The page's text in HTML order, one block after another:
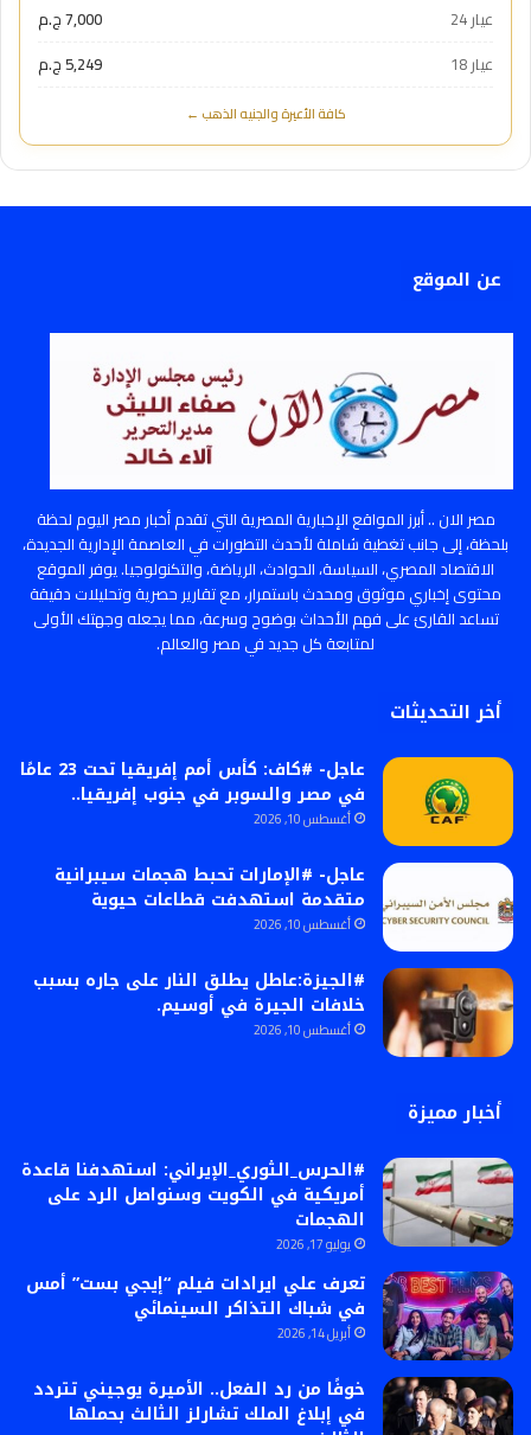
عيار 24
7,000 ج.م
عيار 18
5,249 ج.م
كافة الأعيرة والجنيه الذهب ←
عن الموقع
مصر الان .. أبرز المواقع الإخبارية المصرية التي تقدم أخبار مصر اليوم لحظة
بلحظة، إلى جانب تغطية شاملة لأحدث التطورات في العاصمة الإدارية الجديدة،
الاقتصاد المصري، السياسة، الحوادث، الرياضة، والتكنولوجيا. يوفر الموقع
محتوى إخباري موثوق ومحدث باستمرار، مع تقارير حصرية وتحليلات دقيقة
تساعد القارئ على فهم الأحداث بوضوح وسرعة، مما يجعله وجهتك الأولى
لمتابعة كل جديد في مصر والعالم.
أخر التحديثات
عاجل- #كاف: كأس أمم إفريقيا تحت 23 عامًا
في مصر والسوبر في جنوب إفريقيا..
أغسطس 10, 2026
عاجل- #الإمارات تحبط هجمات سيبرانية
متقدمة استهدفت قطاعات حيوية
أغسطس 10, 2026
#الجيزة:عاطل يطلق النار على جاره بسبب
خلافات الجيرة في أوسيم.
أغسطس 10, 2026
أخبار مميزة
#الحرس_الثوري_الإيراني: استهدفنا قاعدة
أمريكية في الكويت وسنواصل الرد على
الهجمات
يوليو 17, 2026
تعرف علي ايرادات فيلم “إيجي بست” أمس
في شباك التذاكر السينمائي
أبريل 14, 2026
خوفًا من رد الفعل.. الأميرة يوجيني تتردد
في إبلاغ الملك تشارلز الثالث بحملها